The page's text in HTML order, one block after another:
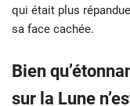
qui était plus
sa face cachée.
Bien
sur la Lune